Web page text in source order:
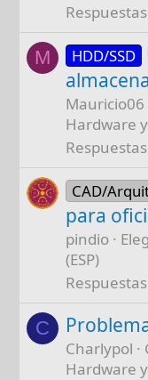
Respuestas
M HDD/SSD
Mauricio06
Hardware
Respuestas
CAD/
para
pindio
(ESP)
Respuestas
C
Charlypol
Hardware